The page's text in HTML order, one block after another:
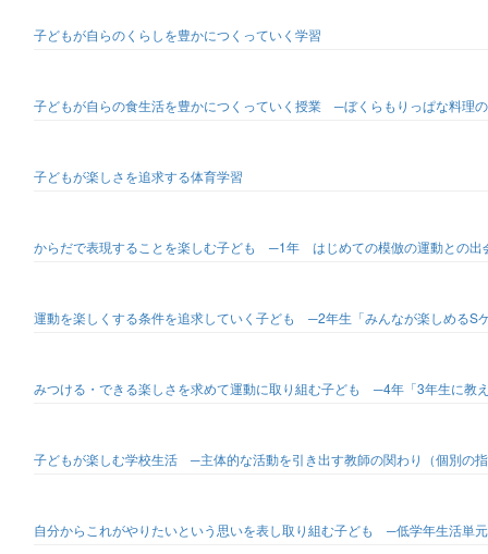
子どもが自らのくらしを豊かにつくっていく学習
子どもが自らの食生活を豊かにつくっていく授業 ─ぼくらもりっぱな料理
子どもが楽しさを追求する体育学習
からだで表現することを楽しむ子ども ─1年 はじめての模倣の運動との出
運動を楽しくする条件を追求していく子ども ─2年生「みんなが楽しめるS
みつける・できる楽しさを求めて運動に取り組む子ども ─4年「3年生に教
子どもが楽しむ学校生活 ─主体的な活動を引き出す教師の関わり（個別の
自分からこれがやりたいという思いを表し取り組む子ども ─低学年生活単